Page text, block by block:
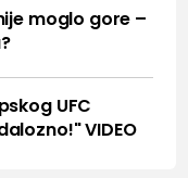
moglo gore –
UFC
VIDEO